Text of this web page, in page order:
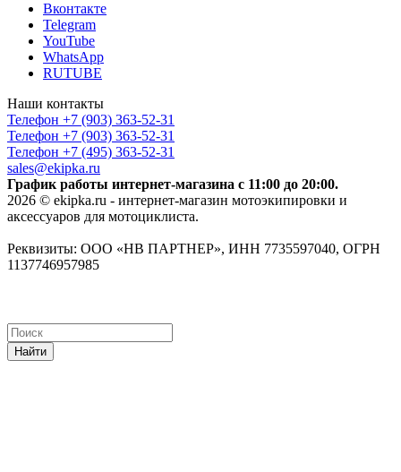
Вконтакте
Telegram
YouTube
WhatsApp
RUTUBE
Наши контакты
Телефон +7 (903) 363-52-31
Телефон +7 (903) 363-52-31
Телефон +7 (495) 363-52-31
sales@ekipka.ru
График работы интернет-магазина с 11:00 до 20:00.
2026 © ekipka.ru - интернет-магазин мотоэкипировки и
аксессуаров для мотоциклиста.
Реквизиты: ООО «НВ ПАРТНЕР», ИНН 7735597040, ОГРН
1137746957985
Найти